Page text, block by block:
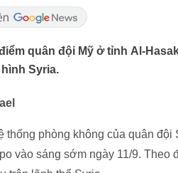
quân đội Mỹ ở tỉnh Al-
Syria.
phòng không của quân đội
vào sáng sớm ngày 11/9. Theo